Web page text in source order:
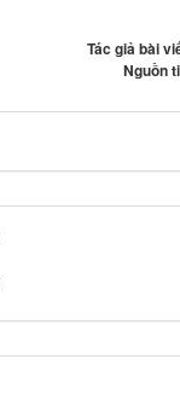
Tác giả bài
Nguồn